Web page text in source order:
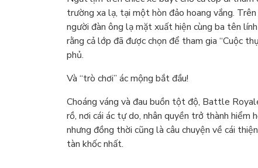
trường xa lạ, tại một hòn đảo hoang vắng.
người đàn ông lạ mặt xuất hiện cùng ba tên
rằng cả lớp đã được chọn để tham gia “Cuộc
phủ.
Và “trò chơi” ác mộng bắt đầu!
Choáng váng và đau buồn tột độ, Battle
rồ, nơi cái ác tự do, nhân quyền trở thành hiểm
nhưng đồng thời cũng là câu chuyện về cái
tàn khốc nhất.